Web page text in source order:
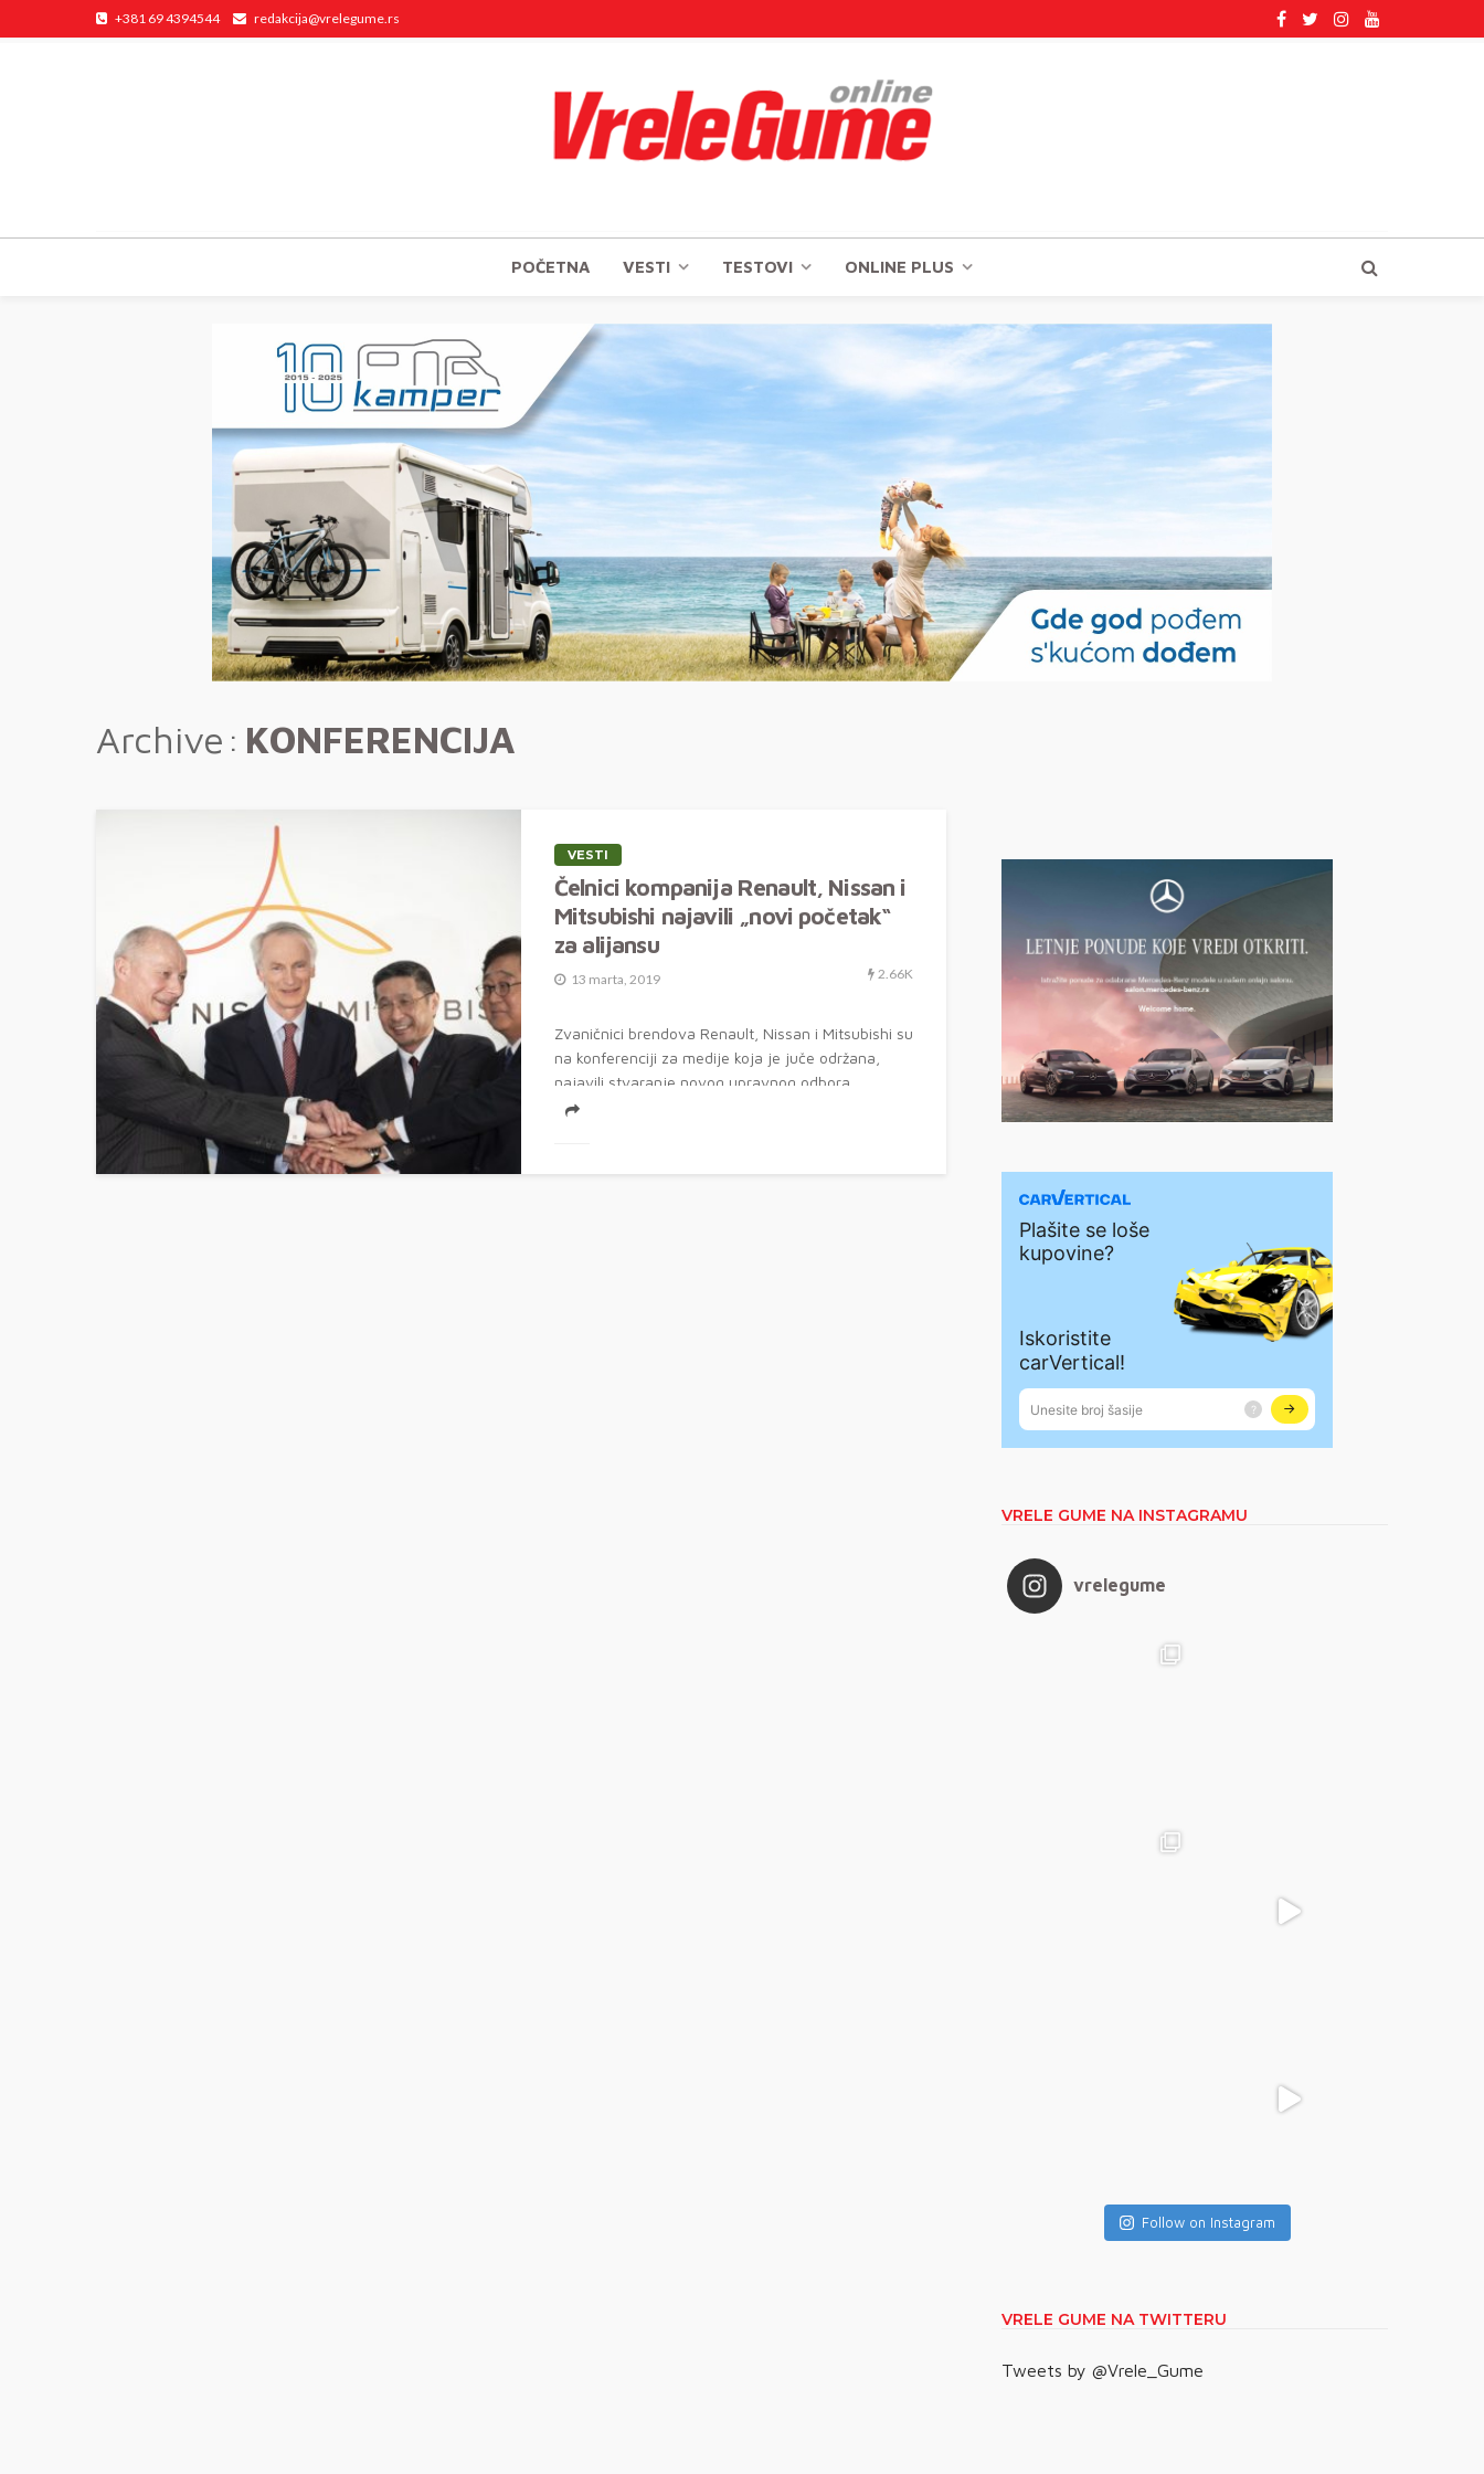
+381 69 4394544 redakcija@vrelegume.rs
POČETNA VESTI TESTOVI ONLINE PLUS
Archive KONFERENCIJA
VESTI
Čelnici kompanija Renault, Nissan i
Mitsubishi najavili „novi početak“
za alijansu
13 marta, 2019 2.66K
Zvaničnici brendova Renault, Nissan i Mitsubishi su
na konferenciji za medije koja je juče održana,
najavili stvaranje novog upravnog odbora...
VRELE GUME NA INSTAGRAMU
vrelegume
Follow on Instagram
VRELE GUME NA TWITTERU
Tweets by @Vrele_Gume